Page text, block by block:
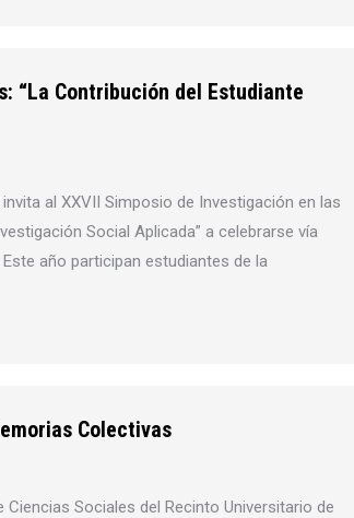
“La Contribución del Estudiante
al XXVII Simposio de Investigación en las
Social Aplicada” a celebrarse vía
año participan estudiantes de la
Colectivas
Sociales del Recinto Universitario de